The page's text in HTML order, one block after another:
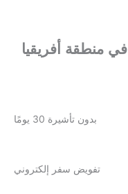
في منطقة أفريقيا
بدون تأشيرة 30 يومًا
تفويض سفر إلكتروني